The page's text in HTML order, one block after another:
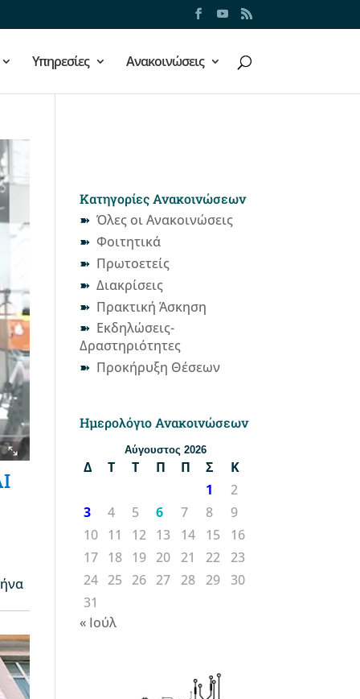
Υπηρεσίες Ανακοινώσεις
Κατηγορίες Ανακοινώσεων
Όλες οι Ανακοινώσεις
Φοιτητικά
Πρωτοετείς
Διακρίσεις
Πρακτική Άσκηση
Εκδηλώσεις-
Δραστηριότητες
Προκήρυξη Θέσεων
Ημερολόγιο Ανακοινώσεων
Αύγουστος 2026
Δ Τ Τ Π Π Σ
Κ
1
2
3
4 5 6 7 8
9
10 11 12 13 14 15
16
17 18 19 20 21 22
23
24 25 26 27 28 29
30
31
« Ιούλ